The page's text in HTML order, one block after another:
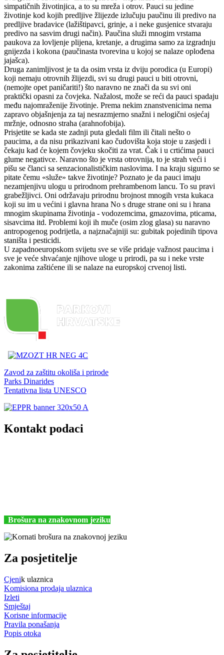
simpatičnih životinjica, a to su mreža i otrov. Pauci su jedine
životinje kod kojih predljive žlijezde izlučuju paučinu ili predivo na
predljive bradavice (lažištipavci, grinje, a i neke gusjenice stvaraju
predivo na sasvim drugi način). Paučina služi mnogim vrstama
paukova za lovljenje plijena, kretanje, a drugima samo za izgradnju
gnijezda i kokona (paučinasta tvorevina u kojoj se nalaze oplođena
jajašca).
Druga zanimljivost je ta da osim vrsta iz dviju porodica (u Europi)
koji nemaju otrovnih žlijezdi, svi su drugi pauci u biti otrovni,
(nemojte opet paničariti!) što naravno ne znači da su svi oni
praktički opasni za čovjeka. Nažalost, može se reći da pauci spadaju
među najomraženije životinje. Prema nekim znanstvenicima nema
zapravo objašnjenja za taj nesrazmjerno snažni i nelogični osjećaj
mržnje, odnosno straha (arahnofobija).
Prisjetite se kada ste zadnji puta gledali film ili čitali nešto o
paucima, a da nisu prikazivani kao čudovišta koja stoje u zasjedi i
čekaju kad će kojem čovjeku skočiti za vrat. Čak i u crtićima pauci
glume negativce. Naravno što je vrsta otrovnija, to je strah veći i
pišu se članci sa senzacionalističkim naslovima. I na kraju sigurno se
pitate čemu «služe» takve životinje? Poznato je da pauci imaju
nezamjenjivu ulogu u prirodnom prehrambenom lancu. To su pravi
grabežljivci. Oni održavaju prirodnu brojnost mnogih vrsta kukaca
koji su im u većini i glavna hrana No s druge strane oni su i hrana
mnogim skupinama životinja - vodozemcima, gmazovima, pticama,
sisavcima itd. Problemi koji ih muče (osim zlog glasa) su naravno
antropogenog podrijetla, a najznačajniji su: gubitak pojedinih tipova
staništa i pesticidi.
U zapadnoeuropskom svijetu sve se više pridaje važnost paucima i
sve je veće shvaćanje njihove uloge u prirodi, pa su i neke vrste
zakonima zaštićene ili se nalaze na europskoj crvenoj listi.
Zavod za zaštitu okoliša i prirode
Parks Dinarides
Tentativna lista UNESCO
Kontakt podaci
Brošura na znakovnom jeziku
Za posjetitelje
Cjenik ulaznica
Komisiona prodaja ulaznica
Izleti
Smještaj
Korisne informacije
Pravila ponašanja
Popis otoka